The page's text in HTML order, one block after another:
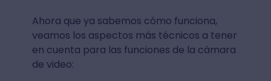
Ahora que ya sabemos cómo funciona,
veamos los aspectos más técnicos a tener
en cuenta para las funciones de la cámara
de video: